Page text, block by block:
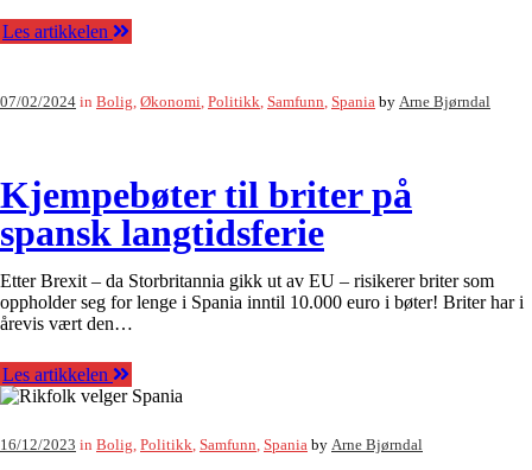
Les artikkelen
07/02/2024 in Bolig, Økonomi, Politikk, Samfunn, Spania by Arne Bjørndal
Kjempebøter til briter på
spansk langtidsferie
Etter Brexit – da Storbritannia gikk ut av EU – risikerer briter som
oppholder seg for lenge i Spania inntil 10.000 euro i bøter! Briter har i
årevis vært den…
Les artikkelen
16/12/2023 in Bolig Politikk Samfunn Spania by Arne Bjørndal